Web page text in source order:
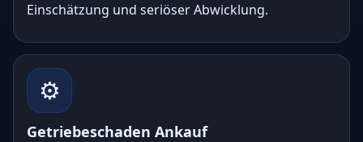
Einschätzung und seriöser Abwicklung.
⚙️
Getriebeschaden Ankauf